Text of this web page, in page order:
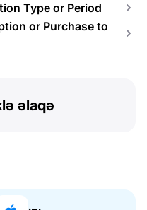
Type or Period
or Purchase to
əlaqə